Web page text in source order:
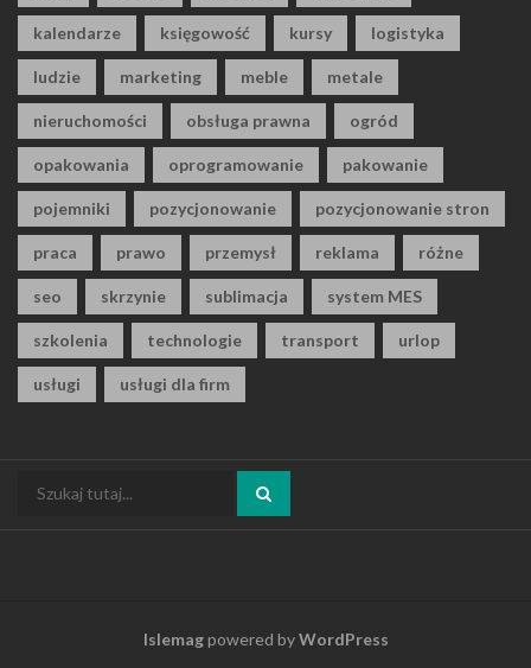
kalendarze księgowość kursy logistyka
ludzie marketing meble metale
nieruchomości obsługa prawna ogród
opakowania oprogramowanie pakowanie
pojemniki pozycjonowanie pozycjonowanie stron
praca prawo przemysł reklama różne
seo skrzynie sublimacja system MES
szkolenia technologie transport urlop
usługi usługi dla firm
Islemagpowered byWordPress